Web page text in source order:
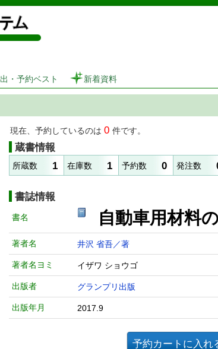
図書館 蔵書検索・予約システム
・予約ベスト 新着資料
現在、予約しているのは 0 件です。
蔵書情報
所蔵数 1 在庫数 1 予約数 0 発注数
書誌情報
書名 自動車用材
著者名 井沢 省吾／著
著者名ヨミ イザワ ショウゴ
出版者 グランプリ出版
出版年月 2017.9